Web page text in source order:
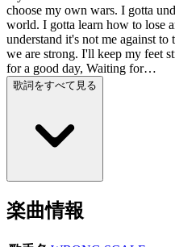
choose my own wars. I gotta
world. I gotta learn how to lose
understand it's not me against
we are strong. I'll keep my feet
for a good day, Waiting for…
歌詞をすべて見る
楽曲情報